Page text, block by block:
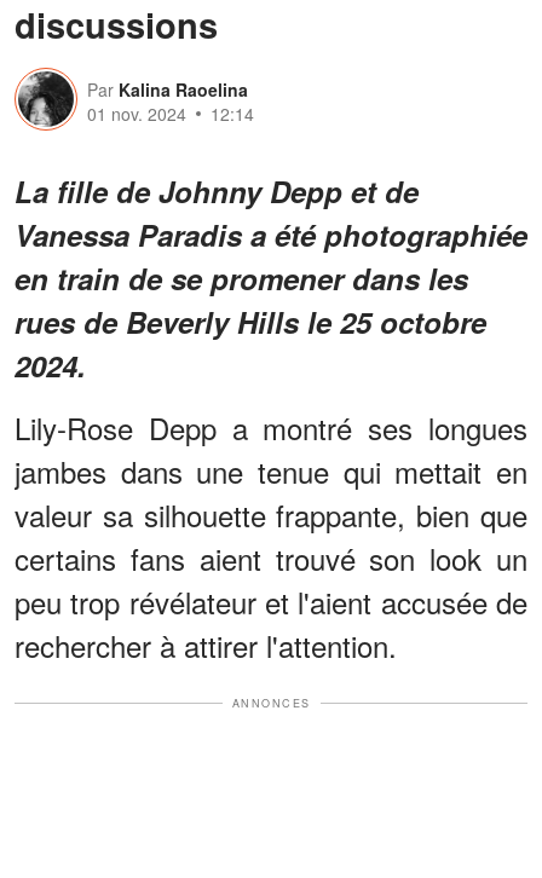
discussions
Par Kalina Raoelina
01 nov. 2024
12:14
La fille de Johnny Depp et de
Vanessa Paradis a été photographiée
en train de se promener dans les
rues de Beverly Hills le 25 octobre
2024.
Lily-Rose Depp a montré ses longues
jambes dans une tenue qui mettait en
valeur sa silhouette frappante, bien que
certains fans aient trouvé son look un
peu trop révélateur et l'aient accusée de
rechercher à attirer l'attention.
ANNONCES